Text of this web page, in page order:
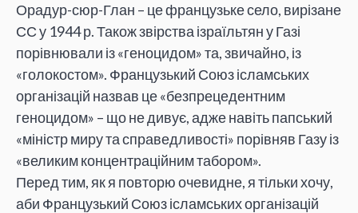
Орадур-сюр-Глан – це французьке село, вирізане
СС у 1944 р. Також звірства ізраїльтян у Газі
порівнювали із «геноцидом» та, звичайно, із
«голокостом». Французький Союз ісламських
організацій назвав це «безпрецедентним
геноцидом» – що не дивує, адже навіть папський
«міністр миру та справедливості» порівняв Газу із
«великим концентраційним табором».
Перед тим, як я повторю очевидне, я тільки хочу,
аби Французький Союз ісламських організацій